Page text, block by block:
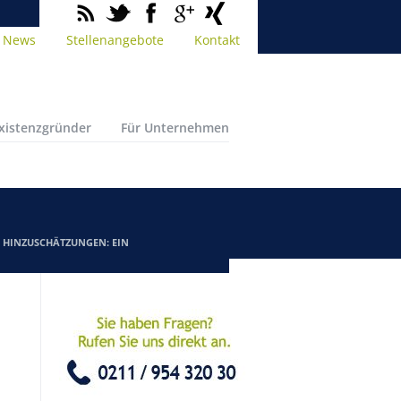
News Stellenangebote Kontakt
Für Unternehmen
HINZUSCHÄTZUNGEN: EIN